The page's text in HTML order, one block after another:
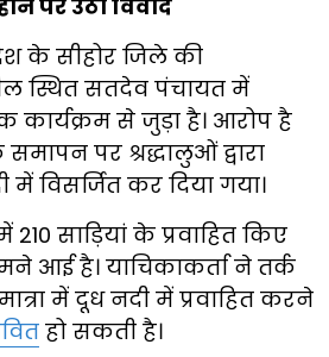
पर उठा विवाद
के सीहोर जिले की
स्थित सतदेव पंचायत में
कार्यक्रम से जुड़ा है। आरोप है
पर श्रद्धालुओं द्वारा
में विसर्जित कर दिया गया।
साड़ियां के प्रवाहित किए
आई है। याचिकाकर्ता ने तर्क
में दूध नदी में प्रवाहित करने
हो सकती है।